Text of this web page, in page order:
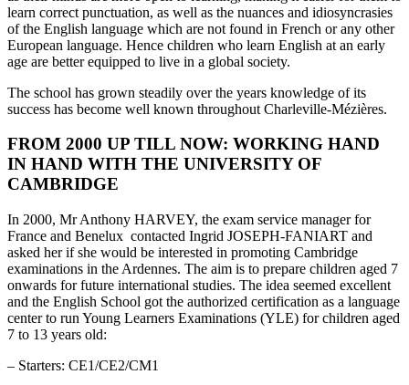
learn correct punctuation, as well as the nuances and idiosyncrasies
of the English language which are not found in French or any other
European language. Hence children who learn English at an early
age are better equipped to live in a global society.
The school has grown steadily over the years knowledge of its
success has become well known throughout Charleville-Mézières.
FROM 2000 UP TILL NOW: WORKING HAND
IN HAND WITH THE UNIVERSITY OF
CAMBRIDGE
In 2000, Mr Anthony HARVEY, the exam service manager for
France and Benelux contacted Ingrid JOSEPH-FANIART and
asked her if she would be interested in promoting Cambridge
examinations in the Ardennes. The aim is to prepare children aged 7
onwards for future international studies. The idea seemed excellent
and the English School got the authorized certification as a language
center to run Young Learners Examinations (YLE) for children aged
7 to 13 years old:
– Starters: CE1/CE2/CM1